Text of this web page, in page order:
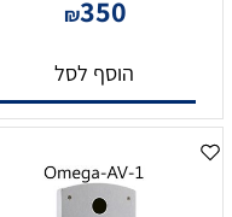
₪350
הוסף לסל